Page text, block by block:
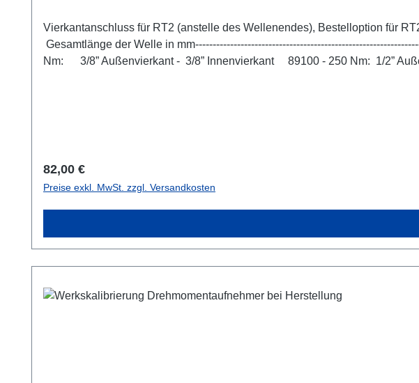
Vierkantanschluss für RT2 (anstelle des Wellenendes),
Gesamtlänge der Welle in
Nm: 3/8” Außenvierkant - 3/8” Innenvierkant 89100 - 250 Nm: 1/
Regulärer Preis:
82,00 €
Preise exkl. MwSt. zzgl. Versandkosten